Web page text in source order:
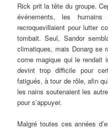
Rick prit la tête du groupe.
événements, les
recroquevillaient pour lutter
tombait. Seul, Sandor
climatiques, mais Donarg se
corne magique qui le rendait
devint trop difficile pour
fatigués, à tour de rôle, afin
les nains soutenaient les
pour s’appuyer.
Malgré toutes ces années